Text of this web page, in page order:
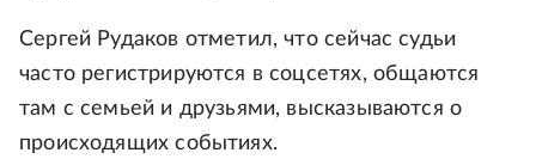
Сергей Рудаков отметил, что сейчас судьи
часто регистрируются в соцсетях, общаются
там с семьей и друзьями, высказываются о
происходящих событиях.